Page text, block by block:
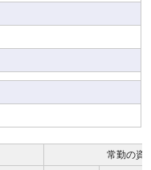
常勤の資